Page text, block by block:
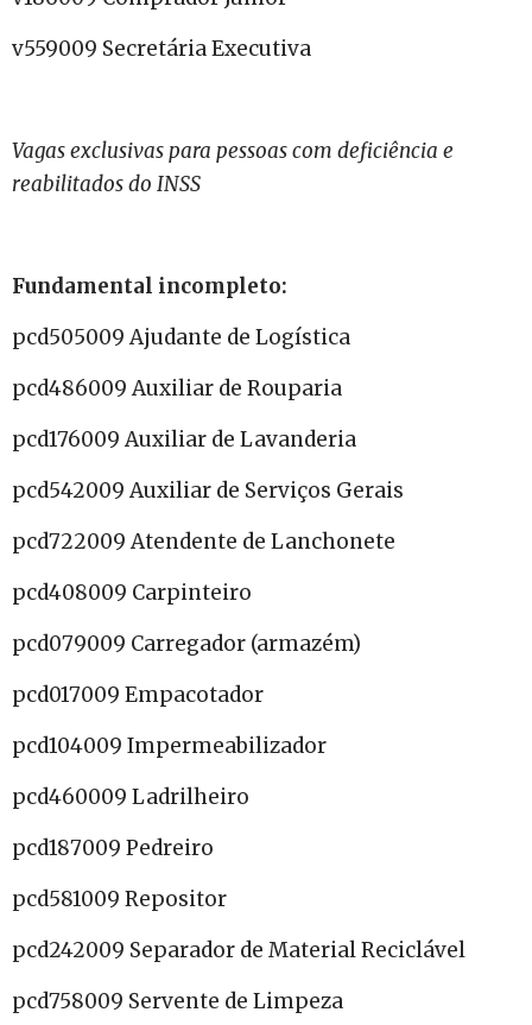
v559009 Secretária Executiva
Vagas exclusivas para pessoas com deficiência e
reabilitados do INSS
Fundamental incompleto:
pcd505009 Ajudante de Logística
pcd486009 Auxiliar de Rouparia
pcd176009 Auxiliar de Lavanderia
pcd542009 Auxiliar de Serviços Gerais
pcd722009 Atendente de Lanchonete
pcd408009 Carpinteiro
pcd079009 Carregador (armazém)
pcd017009 Empacotador
pcd104009 Impermeabilizador
pcd460009 Ladrilheiro
pcd187009 Pedreiro
pcd581009 Repositor
pcd242009 Separador de Material Reciclável
pcd758009 Servente de Limpeza